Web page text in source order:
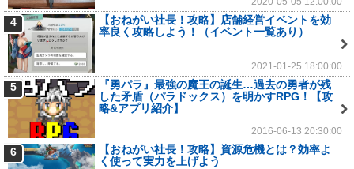
4
【おねがい社長！攻略】店舗経営イベントを効
率良く攻略しよう！（イベント一覧あり）
2021-01-25 18:00:00
5
『勇パラ』最強の魔王の誕生…過去の勇者が残
した矛盾（パラドックス）を明かすRPG！【攻
略&アプリ紹介】
2016-06-13 20:30:00
6
【おねがい社長！攻略】資源危機とは？効率よ
く使って実力を上げよう